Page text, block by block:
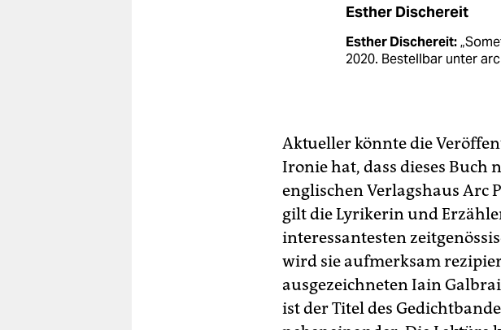
Esther Dischereit
Esther Dischereit:
2020. Bestellbar unter
Aktueller könnte die
Ironie hat, dass dieses
englischen Verlagshaus Arc
gilt die Lyrikerin und
interessantesten
wird sie aufmerksam
ausgezeichneten Iain
ist der Titel des